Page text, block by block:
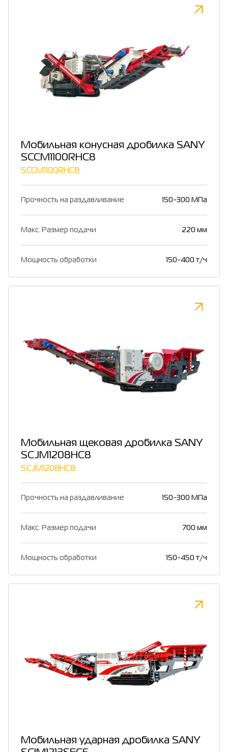
Мобильная конусная дробилка SANY
SCCM1100RHC8
SCCM1100RHC8
Прочность на раздавливание 150-300 МПа
Макс. Размер подачи 220 мм
Мощность обработки 150-400 т/ч
Мобильная щековая дробилка SANY
SCJM1208HC8
SCJM1208HC8
Прочность на раздавливание 150-300 МПа
Макс. Размер подачи 700 мм
Мощность обработки 150-450 т/ч
Мобильная ударная дробилка SANY